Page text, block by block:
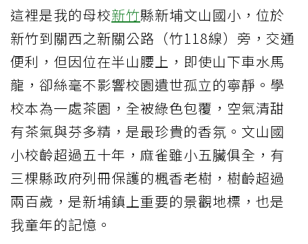
這裡是我的母校新竹縣新埔文山國小，位於
新竹到關西之新關公路（竹118線）旁，交通
便利，但因位在半山腰上，即使山下車水馬
龍，卻絲毫不影響校園遺世孤立的寧靜。學
校本為一處茶園，全被綠色包覆，空氣清甜
有茶氣與芬多精，是最珍貴的香氛。文山國
小校齡超過五十年，麻雀雖小五臟俱全，有
三棵縣政府列冊保護的楓香老樹，樹齡超過
兩百歲，是新埔鎮上重要的景觀地標，也是
我童年的記憶。